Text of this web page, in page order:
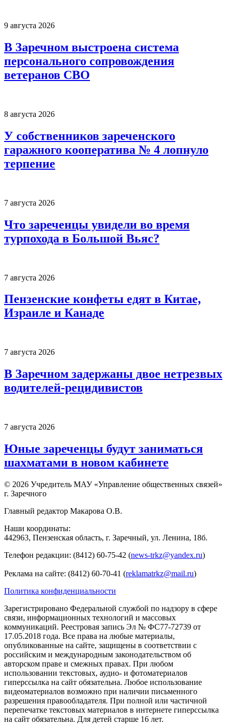
9 августа 2026
В Заречном выстроена система
персонального сопровождения
ветеранов СВО
8 августа 2026
У собственников зареченского
гаражного кооператива № 4 лопнуло
терпение
7 августа 2026
Что зареченцы увидели во время
турпохода в Большой Вьяс?
7 августа 2026
Пензенские конфеты едят в Китае,
Израиле и Канаде
7 августа 2026
В Заречном задержаны двое нетрезвых
водителей-рецидивистов
7 августа 2026
Юные зареченцы будут заниматься
шахматами в новом кабинете
© 2026 Учредитель МАУ «Управление общественных связей»
г. Заречного
Главный редактор Макарова О.В.
Наши координаты:
442963, Пензенская область, г. Заречный, ул. Ленина, 18б.
Телефон редакции: (8412) 60-75-42 (news-trkz@yandex.ru)
Реклама на сайте: (8412) 60-70-41 (reklamatrkz@mail.ru)
Политика конфиденциальности
Зарегистрировано Федеральной службой по надзору в сфере
связи, информационных технологий и массовых
коммуникаций. Реестровая запись Эл № ФС77-72739 от
17.05.2018 года. Все права на любые материалы,
опубликованные на сайте, защищены в соответствии с
российским и международным законодательством об
авторском праве и смежных правах. При любом
использовании текстовых, аудио- и фотоматериалов
гиперссылка на сайт обязательна. Любое использование
видеоматериалов возможно при наличии письменного
разрешения правообладателя. При полной или частичной
перепечатке текстовых материалов в интернете гиперссылка
на сайт обязательна. Для детей старше 16 лет.